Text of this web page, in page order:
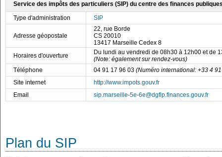
Service des impôts des particuliers (SIP) du centre des finances
Type d'administration
SIP
Adresse géopostale
22, rue Borde
CS 20010
13417 Marseille Cedex 8
Horaires d'ouverture
Du lundi au vendredi de 08h30 à 12h00 et de
(Note: également sur rendez-vous)
Téléphone
04 91 17 96 03 (Numéro international: +33 4
Site internet
http://www.impots.gouv.fr
Email
sip.marseille-5e-6e@dgfip.finances.gouv.fr
Plan du SIP